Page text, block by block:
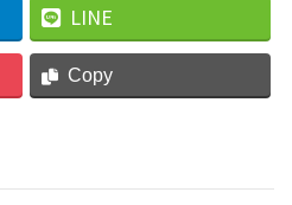
LINE
Copy